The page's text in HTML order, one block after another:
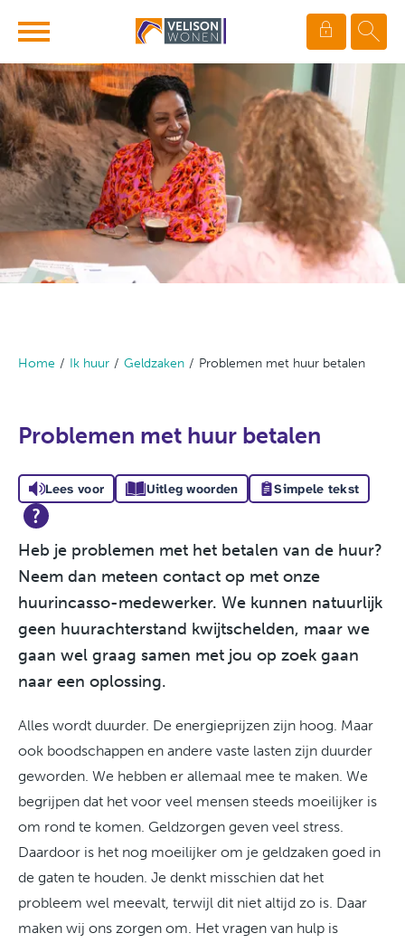
Naar hoofdinhoud
Naar hoofdnavigatiemenu
Naar zoeken
Naar de homepage
Ga naar Hoofd
Home Ik huur Geldzaken Problemen met huur betalen
Problemen met huur betalen
Lees voor Uitleg woorden Simpele tekst
Heb je problemen met het betalen van de huur?
Neem dan meteen contact op met onze
huurincasso-medewerker. We kunnen natuurlijk
geen huurachterstand kwijtschelden, maar we
gaan wel graag samen met jou op zoek gaan
naar een oplossing.
Alles wordt duurder. De energieprijzen zijn hoog. Maar
ook boodschappen en andere vaste lasten zijn duurder
geworden. We hebben er allemaal mee te maken. We
begrijpen dat het voor veel mensen steeds moeilijker is
om rond te komen. Geldzorgen geven veel stress.
Daardoor is het nog moeilijker om je geldzaken goed in
de gaten te houden. Je denkt misschien dat het
probleem wel meevalt, terwijl dit niet altijd zo is. Daar
maken wij ons zorgen om. Het vragen van hulp is